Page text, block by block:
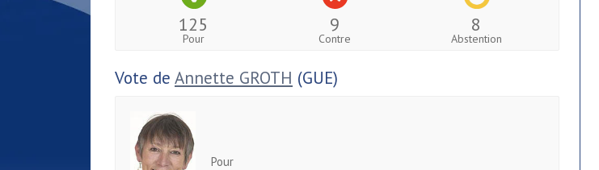
125
Pour
9
Contre
8
Abstention
Vote de Annette GROTH (GUE)
Pour